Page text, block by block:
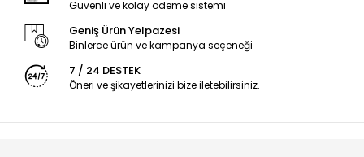
Güvenli ve kolay ödeme sistemi
Geniş Ürün Yelpazesi
Binlerce ürün ve kampanya seçeneği
7 / 24 DESTEK
Öneri ve şikayetlerinizi bize iletebilirsiniz.